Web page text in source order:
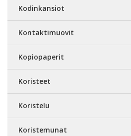
Kodinkansiot
Kontaktimuovit
Kopiopaperit
Koristeet
Koristelu
Koristemunat